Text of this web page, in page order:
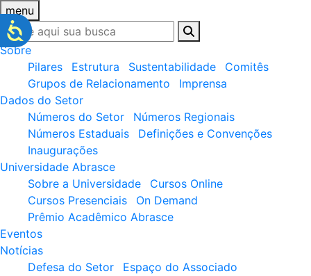
menu
Sobre
Pilares
Estrutura Sustentabilidade
Comitês
Grupos de Relacionamento
Imprensa
Dados do Setor
Números do Setor
Números Regionais
Números Estaduais
Definições e Convenções
Inaugurações
Universidade Abrasce
Sobre a Universidade
Cursos Online
Cursos Presenciais
On Demand
Prêmio Acadêmico Abrasce
Eventos
Notícias
Defesa do Setor
Espaço do Associado